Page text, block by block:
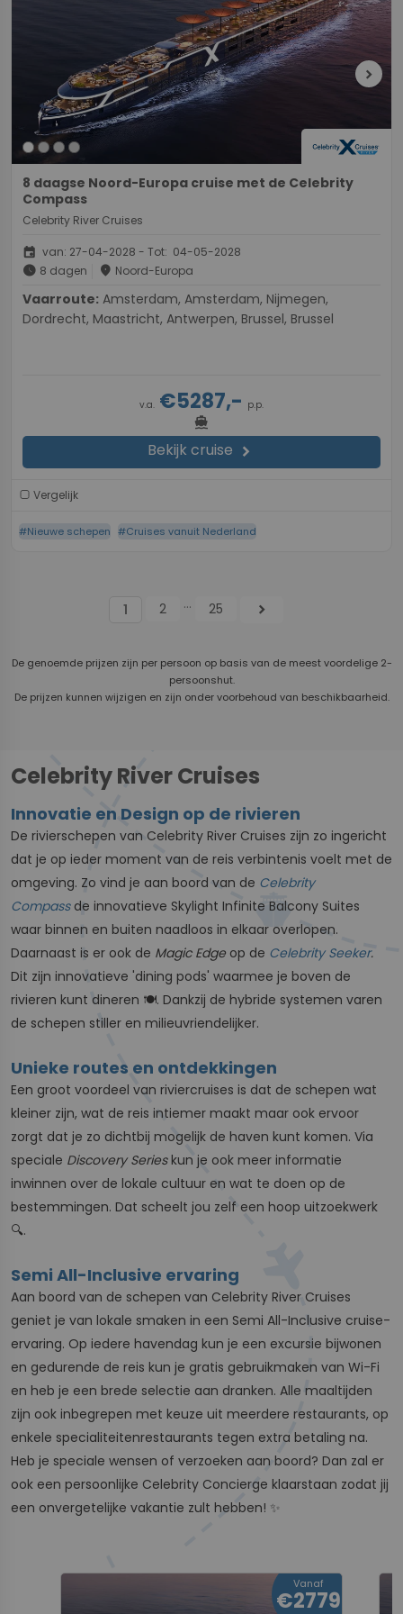
chevron_right
8 daagse Noord-Europa cruise met de Celebrity
Compass
Celebrity River Cruises
event van: 27-04-2028 - Tot: 04-05-2028
schedule 8 dagen place Noord-Europa
Vaarroute:
Dordrecht, Maastricht, Antwerpen, Brussel, Brussel
v.a. €5287,- p.p.
directions_boat
Bekijk cruise chevron_right
Vergelijk
#Nieuwe schepen #Cruises vanuit Nederland
1 2 ... 25 chevron_right
De genoemde prijzen zijn per persoon op basis van de meest voordelige 2-
persoonshut.
De prijzen kunnen wijzigen en zijn onder voorbehoud van beschikbaarheid.
Celebrity River Cruises
Innovatie en Design op de rivieren
De rivierschepen van Celebrity River Cruises zijn zo ingericht
dat je op ieder moment van de reis verbintenis voelt met de
omgeving. Zo vind je aan boord van de Celebrity
Compass de innovatieve Skylight Infinite Balcony Suites
waar binnen en buiten naadloos in elkaar overlopen.
Daarnaast is er ook de Magic Edge op de Celebrity Seeker.
Dit zijn innovatieve 'dining pods' waarmee je boven de
rivieren kunt dineren 🍽️. Dankzij de hybride systemen varen
de schepen stiller en milieuvriendelijker.
Unieke routes en ontdekkingen
Een groot voordeel van riviercruises is dat de schepen wat
kleiner zijn, wat de reis intiemer maakt maar ook ervoor
zorgt dat je zo dichtbij mogelijk de haven kunt komen. Via
speciale Discovery Serieskun je ook meer informatie
inwinnen over de lokale cultuur en wat te doen op de
bestemmingen. Dat scheelt jou zelf een hoop uitzoekwerk
🔍.
Semi All-Inclusive ervaring
Aan boord van de schepen van Celebrity River Cruises
geniet je van lokale smaken in een Semi All-Inclusive cruise-
ervaring. Op iedere havendag kun je een excursie bijwonen
en gedurende de reis kun je gratis gebruikmaken van Wi-Fi
en heb je een brede selectie aan dranken. Alle maaltijden
zijn ook inbegrepen met keuze uit meerdere restaurants, op
enkele specialiteitenrestaurants tegen extra betaling na.
Heb je speciale wensen of verzoeken aan boord? Dan zal er
ook een persoonlijke Celebrity Concierge klaarstaan zodat jij
een onvergetelijke vakantie zult hebben! ✨
Vanaf
€2779